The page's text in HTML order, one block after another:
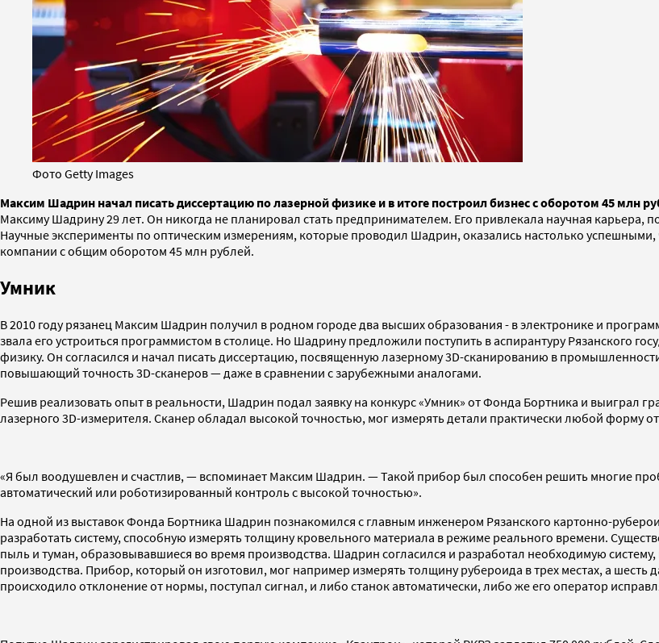
Фото Getty Images
Максим Шадрин начал писать диссертацию по лазерной физике и в итоге построил бизнес с оборотом 45 млн
Максиму Шадрину 29 лет. Он никогда не планировал стать предпринимателем. Его привлекала научная карьера,
Научные эксперименты по оптическим измерениям, которые проводил Шадрин, оказались настолько успешными,
компании с общим оборотом 45 млн рублей.
Умник
В 2010 году рязанец Максим Шадрин получил в родном городе два высших образования - в электронике и
звала его устроиться программистом в столице. Но Шадрину предложили поступить в аспирантуру Рязанского
физику. Он согласился и начал писать диссертацию, посвященную лазерному 3D-сканированию в
повышающий точность 3D-сканеров — даже в сравнении с зарубежными аналогами.
Решив реализовать опыт в реальности, Шадрин подал заявку на конкурс «Умник» от Фонда Бортника и выиграл
лазерного 3D-измерителя. Сканер обладал высокой точностью, мог измерять детали практически любой форму
«Я был воодушевлен и счастлив, — вспоминает Максим Шадрин. — Такой прибор был способен решить многие
автоматический или роботизированный контроль с высокой точностью».
На одной из выставок Фонда Бортника Шадрин познакомился с главным инженером Рязанского картонно-
разработать систему, способную измерять толщину кровельного материала в режиме реального времени.
пыль и туман, образовывавшиеся во время производства. Шадрин согласился и разработал необходимую
производства. Прибор, который он изготовил, мог например измерять толщину рубероида в трех местах, а
происходило отклонение от нормы, поступал сигнал, и либо станок автоматически, либо же его оператор